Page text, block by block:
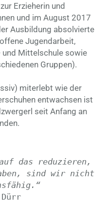
Erzieherin und
und im August 2017
Ausbildung absolvierte
Jugendarbeit,
und Mittelschule sowie
Gruppen).
miterlebt wie der
entwachsen ist
seit Anfang an
das reduzieren,
sind wir nicht